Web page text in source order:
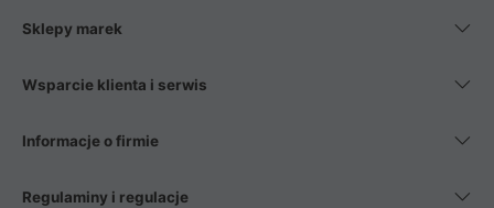
Sklepy marek
Wsparcie klienta i serwis
Informacje o firmie
Regulaminy i regulacje